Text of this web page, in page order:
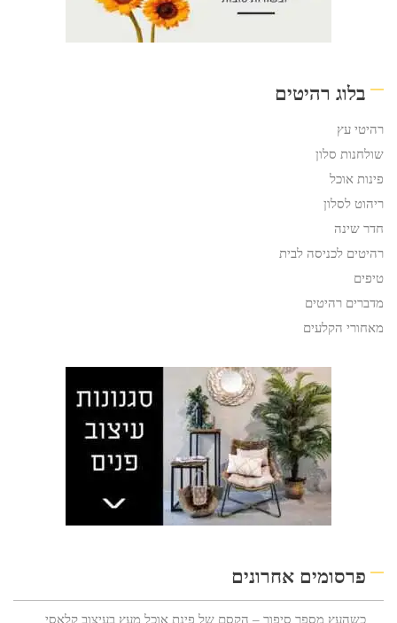
בלוג רהיטים
רהיטי עץ
שולחנות סלון
פינות אוכל
ריהוט לסלון
חדר שינה
רהיטים לכניסה לבית
טיפים
מדברים רהיטים
מאחורי הקלעים
פרסומים אחרונים
כשהעץ מספר סיפור – הקסם של פינת אוכל מעץ בעיצוב קלאסי